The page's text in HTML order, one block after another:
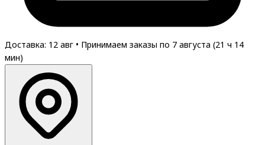
Доставка: 12 авг • Принимаем заказы по 7 августа (21 ч 14
мин)